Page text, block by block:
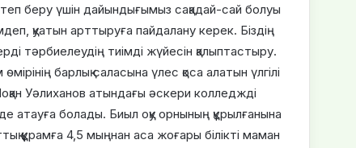
беру үшін дайындығымыз сақадай-сай болуы
қуатын арттыруға пайдалану керек. Біздің
тәрбиелеудің тиімді жүйесін қалыптастыру.
барлық саласына үлес қоса алатын үлгілі
Уәлиханов атындағы әскери колледжді
болады. Биыл оқу орнының құрылғанына
құрамға 4,5 мыңнан аса жоғары білікті маман